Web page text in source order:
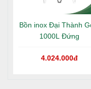
Bồn inox Đại Thành
1000L Đứng
4.024.000đ